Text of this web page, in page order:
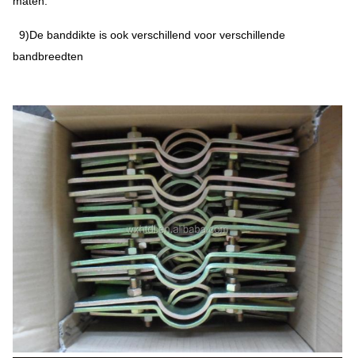
9)De banddikte is ook verschillend voor verschillende
bandbreedten